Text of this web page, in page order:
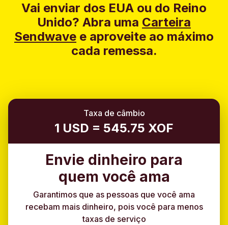
Vai enviar dos EUA ou do Reino
Unido? Abra uma Carteira
Sendwave e aproveite ao máximo
cada remessa.
Taxa de câmbio
1 USD = 545.75 XOF
Envie dinheiro para
quem você ama
Garantimos que as pessoas que você ama
recebam mais dinheiro, pois você para menos
taxas de serviço